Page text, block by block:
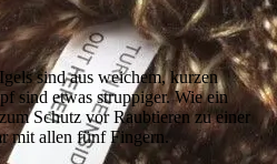
sind aus weichem, kurzen
sind etwas struppiger. Wie ein
Schutz vor Raubtieren zu einer
mit allen fünf Fingern.